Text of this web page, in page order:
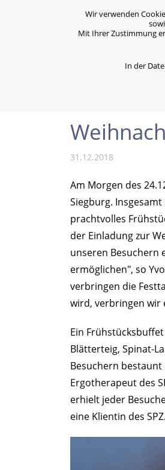
Standorte Jobs /
ASB Bonn/Rhein-Sieg/Eifel
31.12.2018
Am Morgen des
Siegburg.
prachtvolles
der Einladung zur
unseren Besuchern
ermöglichen", so
verbringen die
wird, verbringen wir
Ein
Blätterteig, Spinat-
Besuchern
Ergotherapeut des
erhielt jeder
eine Klientin des SPZ.
Wir verwenden
Mit Ihrer Zustimmung
In der